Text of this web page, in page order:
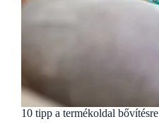
10 tipp a termékoldal bővítésre